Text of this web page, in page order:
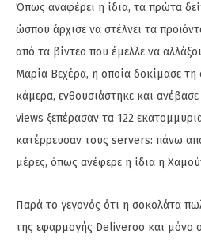
Όπως αναφέρει η ίδια, τα πρώτα
ώσπου άρχισε να στέλνει τα
από τα βίντεο που έμελλε να
Μαρία Βεχέρα, η οποία δοκίμασε
κάμερα, ενθουσιάστηκε και
views ξεπέρασαν τα 122
κατέρρευσαν τους servers: πάνω
μέρες, όπως ανέφερε η ίδια η
Παρά το γεγονός ότι η σοκολάτα
της εφαρμογής Deliveroo και μόνο